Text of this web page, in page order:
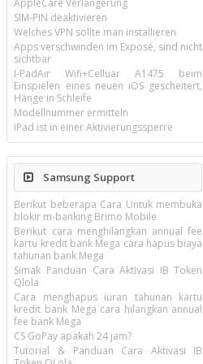
AppleCare Verlängerung
SIM-PIN deaktivieren
Welches VPN sollte man installieren
Apps verschwinden im Exposé, sind nicht
sichtbar
I-PadAir Wifi+Celluar A1475 beim
Einspielen eines neuen iOS gescheitert,
Hänge in Schleife
Modellnummer ermitteln
iPad ist in einer Aktivierungssperre
Samsung Support
Berikut beberapa Cara Untuk membuka
blokir m-banking Brimo Mobile
Berikut cara menghilangkan annual fee
kartu kredit bank Mega cara hapus biaya
tahunan bank Mega
Simak Panduan Cara Aktivasi IB Token
Qlola
Cara menghapus iuran tahunan kartu
kredit bank Mega cara hilangkan annual
fee bank Mega
CS GoPay apakah 24 jam?
Tutorial & Panduan Cara Aktivasi IB